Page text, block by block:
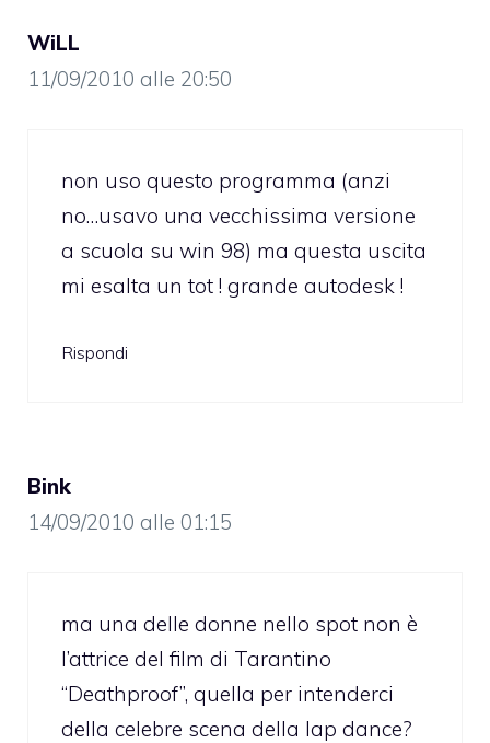
WiLL
11/09/2010 alle 20:50
non uso questo programma (anzi
no…usavo una vecchissima versione
a scuola su win 98) ma questa uscita
mi esalta un tot ! grande autodesk !
Rispondi
Bink
14/09/2010 alle 01:15
ma una delle donne nello spot non è
l’attrice del film di Tarantino
“Deathproof”, quella per intenderci
della celebre scena della lap dance?